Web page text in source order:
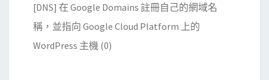
[DNS] 在 Google Domains 註冊自己的網域名
稱，並指向 Google Cloud Platform 上的
WordPress 主機 (0)